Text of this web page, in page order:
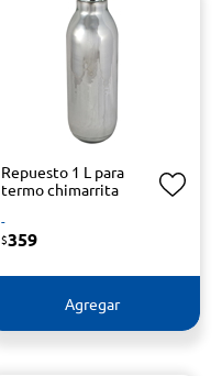
Repuesto 1 L para
termo chimarrita
-
$359
Agregar